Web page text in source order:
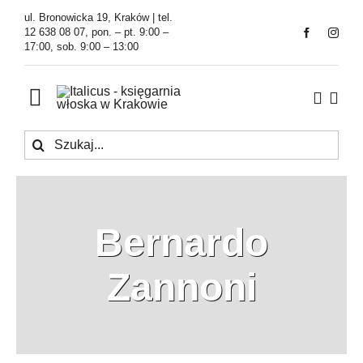
Przejdź
zawartości
ul. Bronowicka 19, Kraków | tel.
12 638 08 07, pon. – pt. 9:00 –
17:00, sob. 9:00 – 13:00
Toggle
Navigation
Księgarnia
Tłumaczenia
Szukaj
Bernardo
Zannoni